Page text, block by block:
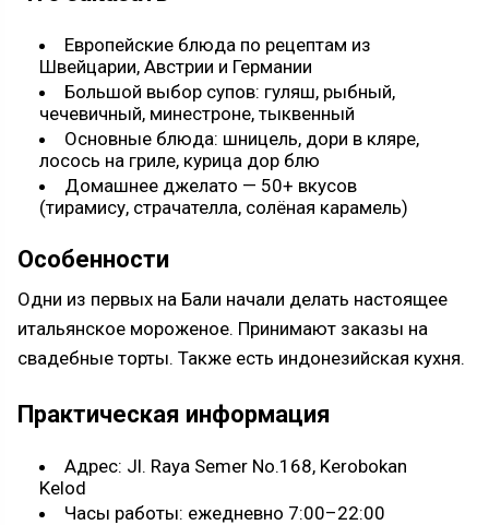
Европейские блюда по рецептам из
Швейцарии, Австрии и Германии
Большой выбор супов: гуляш, рыбный,
чечевичный, минестроне, тыквенный
Основные блюда: шницель, дори в кляре,
лосось на гриле, курица дор блю
Домашнее джелато — 50+ вкусов
(тирамису, страчателла, солёная карамель)
Особенности
Одни из первых на Бали начали делать настоящее
итальянское мороженое. Принимают заказы на
свадебные торты. Также есть индонезийская кухня.
Практическая информация
Адрес: Jl. Raya Semer No.168, Kerobokan
Kelod
Часы работы: ежедневно 7:00–22:00